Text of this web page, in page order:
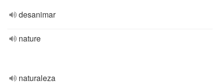
desanimar
nature
naturaleza